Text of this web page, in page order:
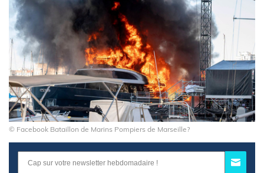
© Facebook Bataillon de Marins Pompiers de Marseille?